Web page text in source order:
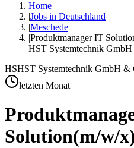
Home
|Jobs in Deutschland
|Meschede
|Produktmanager IT
HST Systemtechnik
HSHST Systemtechnik GmbH &
letzten Monat
Solution(m/w/